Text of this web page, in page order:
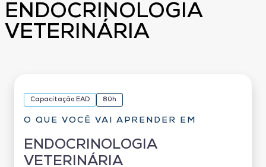
ENDOCRINOLOGIA
VETERINÁRIA
Capacitação EAD 80h
O QUE VOCÊ VAI APRENDER EM
ENDOCRINOLOGIA
VETERINÁRIA